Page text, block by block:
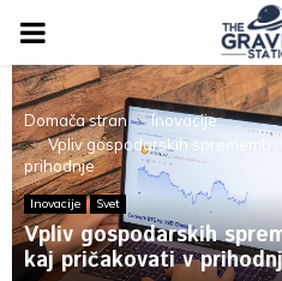
PRIMARY
MENU
Domača stran
Inovacije
Vpliv gospodarskih sprememb
prihodnje
Inovacije Svet
Vpliv gospodarskih
kaj pričakovati v